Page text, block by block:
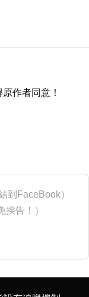
作者同意！
到FaceBook）
挨告！）